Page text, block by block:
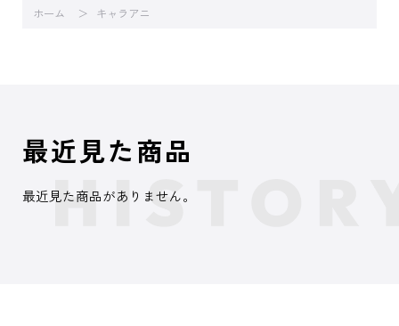
ホーム キャラアニ
最近見た商品
最近見た商品がありません。